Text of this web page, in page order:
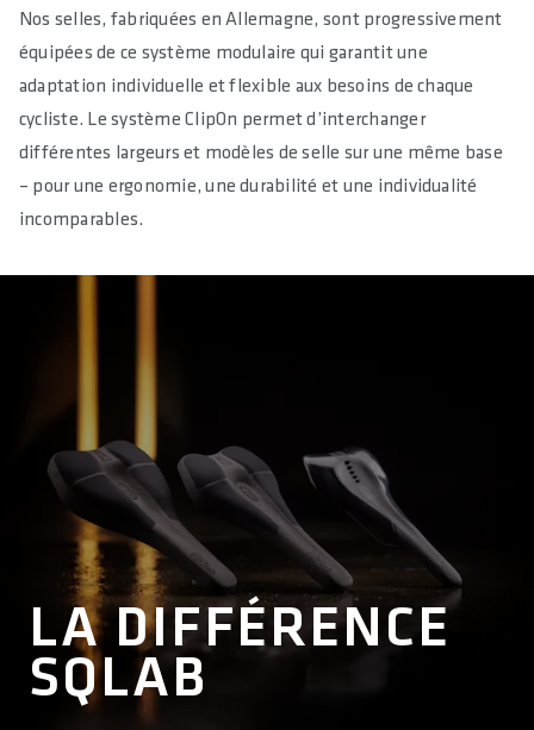
Nos selles, fabriquées en Allemagne, sont progressivement
équipées de ce système modulaire qui garantit une
adaptation individuelle et flexible aux besoins de chaque
cycliste. Le système ClipOn permet d’interchanger
différentes largeurs et modèles de selle sur une même base
– pour une ergonomie, une durabilité et une individualité
incomparables.
LA DIFFÉRENCE
SQLAB